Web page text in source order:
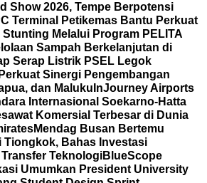
Show 2026, Tempe Berpotensi
Terminal Petikemas Bantu Perkuat
Melalui Program PELITA
Sampah Berkelanjutan di
Serap Listrik PSEL Legok
Sinergi Pengembangan
dan Maluku InJourney Airports
Internasional Soekarno-Hatta
Komersial Terbesar di Dunia
Mendag Busan Bertemu
Tiongkok, Bahas Investasi
TeknologiBlueScope
Umumkan President University